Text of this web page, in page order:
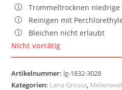
Trommeltrocknen
Reinigen mit
Bleichen nicht erlaubt
Nicht vorrätig
Artikelnummer: lg-1832-3028
Kategorien: Lana Grossa,